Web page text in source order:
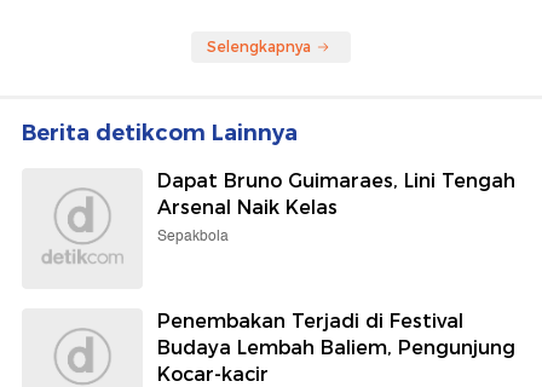
Selengkapnya
Berita detikcom Lainnya
Dapat Bruno Guimaraes, Lini Tengah
Arsenal Naik Kelas
Sepakbola
Penembakan Terjadi di Festival
Budaya Lembah Baliem, Pengunjung
Kocar-kacir